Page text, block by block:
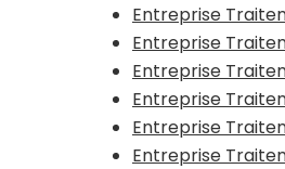
Entreprise
Entreprise
Entreprise
Entreprise
Entreprise
Entreprise